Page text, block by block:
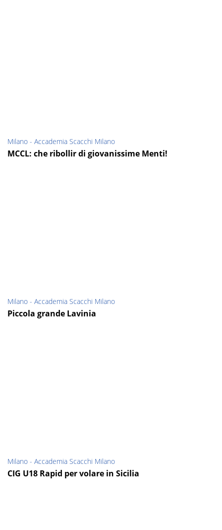
Milano - Accademia Scacchi Milano
MCCL: che ribollir di giovanissime Menti!
Milano - Accademia Scacchi Milano
Piccola grande Lavinia
Milano - Accademia Scacchi Milano
CIG U18 Rapid per volare in Sicilia